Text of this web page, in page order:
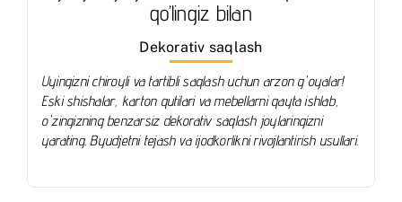
qo’lingiz bilan
Dekorativ saqlash
Uyingizni chiroyli va tartibli saqlash uchun arzon g'oyalar!
Eski shishalar, karton qutilari va mebellarni qayta ishlab,
o'zingizning benzarsiz dekorativ saqlash joylaringizni
yarating. Byudjetni tejash va ijodkorlikni rivojlantirish usullari.